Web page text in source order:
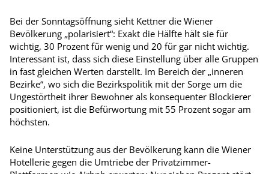
Bei der Sonntagsöffnung sieht Kettner die Wiener
Bevölkerung „polarisiert“: Exakt die Hälfte hält sie für
wichtig, 30 Prozent für wenig und 20 für gar nicht wichtig.
Interessant ist, dass sich diese Einstellung über alle Gruppen
in fast gleichen Werten darstellt. Im Bereich der „inneren
Bezirke“, wo sich die Bezirkspolitik mit der Sorge um die
Ungestörtheit ihrer Bewohner als konsequenter Blockierer
positioniert, ist die Befürwortung mit 55 Prozent sogar am
höchsten.
Keine Unterstützung aus der Bevölkerung kann die Wiener
Hotellerie gegen die Umtriebe der Privatzimmer-